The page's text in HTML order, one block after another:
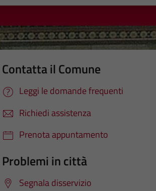
Contatta il Comune
Leggi le domande frequenti
Richiedi assistenza
Prenota appuntamento
Problemi in città
Segnala disservizio